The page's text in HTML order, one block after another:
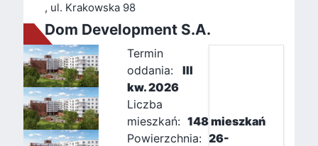
, ul. Krakowska 98
Dom Development S.A.
Termin
oddania:
III
kw. 2026
Liczba
mieszkań: 148 mieszkań
Powierzchnia: 26-